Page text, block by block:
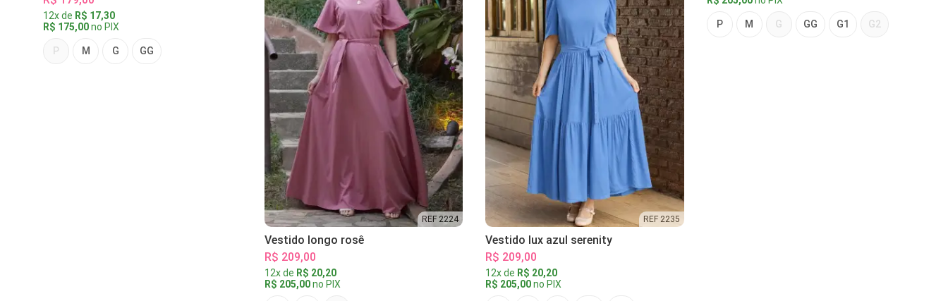
12x de R$ 17,30
R$ 175,00no PIX
P M G GG
REF 2224
Vestido longo rosê
R$ 209,00
12x de R$ 20,20
R$ 205,00no PIX
REF 2235
Vestido lux azul serenity
R$ 209,00
12x de R$ 20,20
R$ 205,00no PIX
P M G GG G1 G2